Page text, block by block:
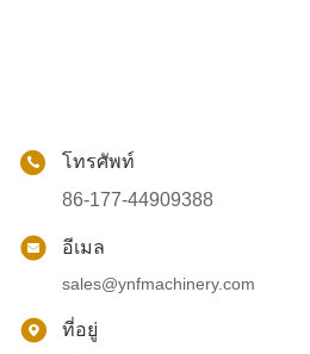
โทรศัพท์
86-177-44909388
อีเมล
sales@ynfmachinery.com
ที่อยู่